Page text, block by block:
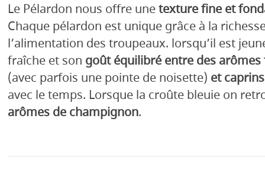
Le Pélardon nous offre unetexture fine et
Chaque pélardon est unique grâce à la
l’alimentation des troupeaux. lorsqu’il est
fraîche et son goût équilibré entre des
(avec parfois une pointe de noisette) et caprins
avec le temps. Lorsque la croûte bleuie on
arômes de champignon.